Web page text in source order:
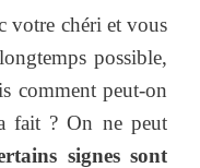
votre chéri et vous
possible,
comment peut-on
fait ? On ne peut
signes sont